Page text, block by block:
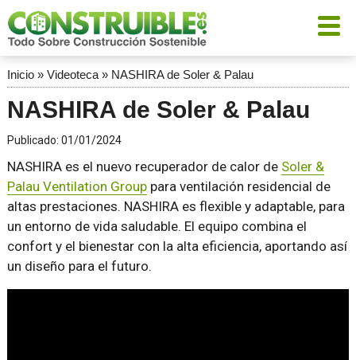
Inicio» Videoteca» NASHIRA de Soler & Palau
NASHIRA de Soler & Palau
Publicado: 01/01/2024
NASHIRA es el nuevo recuperador de calor de Soler &
Palau Ventilation Grouppara ventilación residencial de
altas prestaciones. NASHIRAes flexible y adaptable, para
un entorno de vida saludable. El equipo combina el
confort y el bienestar con la alta eficiencia, aportando así
un diseño para el futuro.